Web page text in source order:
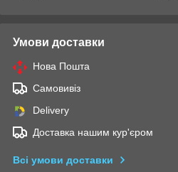
Умови доставки
Нова Пошта
Самовивіз
Delivery
Доставка нашим кур'єром
Всі умови доставки